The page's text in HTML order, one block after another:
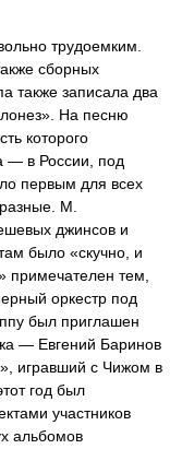
трудоемким.
сборных
также записала два
На песню
которого
— в России, под
первым для всех
М.
джинсов и
было «скучно, и
примечателен тем,
оркестр под
был приглашен
— Евгений Баринов
игравший с Чижом в
год был
участников
альбомов